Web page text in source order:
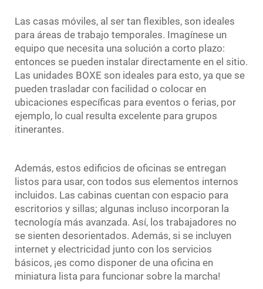
Las casas móviles, al ser tan flexibles, son ideales
para áreas de trabajo temporales. Imagínese un
equipo que necesita una solución a corto plazo:
entonces se pueden instalar directamente en el sitio.
Las unidades BOXE son ideales para esto, ya que se
pueden trasladar con facilidad o colocar en
ubicaciones específicas para eventos o ferias, por
ejemplo, lo cual resulta excelente para grupos
itinerantes.
Además, estos edificios de oficinas se entregan
listos para usar, con todos sus elementos internos
incluidos. Las cabinas cuentan con espacio para
escritorios y sillas; algunas incluso incorporan la
tecnología más avanzada. Así, los trabajadores no
se sienten desorientados. Además, si se incluyen
internet y electricidad junto con los servicios
básicos, ¡es como disponer de una oficina en
miniatura lista para funcionar sobre la marcha!